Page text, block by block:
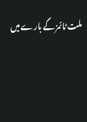
ملت ٹائمز کے بارے میں